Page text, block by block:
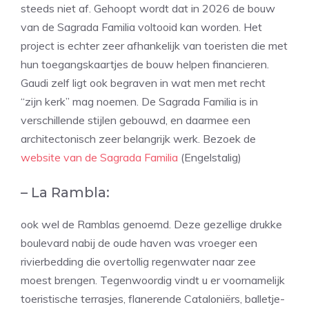
steeds niet af. Gehoopt wordt dat in 2026 de bouw
van de Sagrada Familia voltooid kan worden. Het
project is echter zeer afhankelijk van toeristen die met
hun toegangskaartjes de bouw helpen financieren.
Gaudi zelf ligt ook begraven in wat men met recht
“zijn kerk” mag noemen. De Sagrada Familia is in
verschillende stijlen gebouwd, en daarmee een
architectonisch zeer belangrijk werk. Bezoek de
website van de Sagrada Familia (Engelstalig)
– La Rambla:
ook wel de Ramblas genoemd. Deze gezellige drukke
boulevard nabij de oude haven was vroeger een
rivierbedding die overtollig regenwater naar zee
moest brengen. Tegenwoordig vindt u er voornamelijk
toeristische terrasjes, flanerende Cataloniërs, balletje-